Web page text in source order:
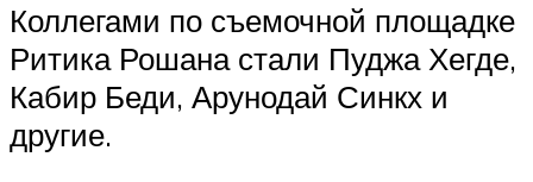
Коллегами по съемочной площадке
Ритика Рошана стали Пуджа Хегде,
Кабир Беди, Арунодай Синкх и
другие.